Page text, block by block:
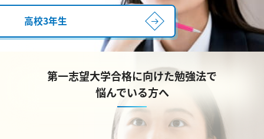
高校3年生
第一志望大学合格に向けた勉強法で
悩んでいる方へ